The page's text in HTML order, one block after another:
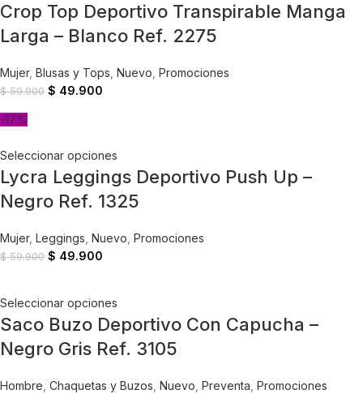
Crop Top Deportivo Transpirable Manga
Larga – Blanco Ref. 2275
Mujer, Blusas y Tops Nuevo Promociones
$59.900 $ 49.900
-17%
Seleccionar opciones
Lycra Leggings Deportivo Push Up –
Negro Ref. 1325
Mujer, Leggings Nuevo Promociones
$59.900 $ 49.900
Seleccionar opciones
Saco Buzo Deportivo Con Capucha –
Negro Gris Ref. 3105
Hombre Chaquetas y Buzos Nuevo Preventa Promociones